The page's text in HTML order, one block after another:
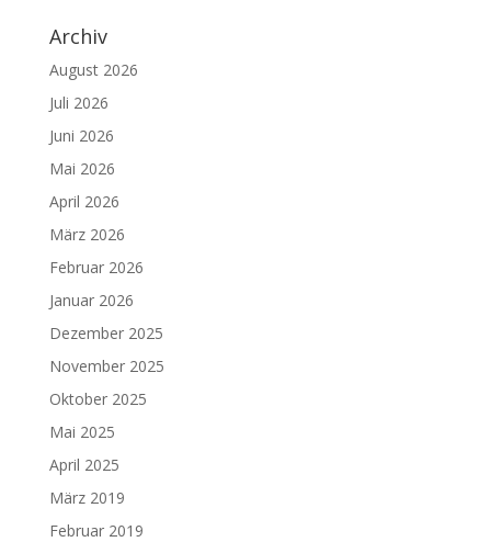
Archiv
August 2026
Juli 2026
Juni 2026
Mai 2026
April 2026
März 2026
Februar 2026
Januar 2026
Dezember 2025
November 2025
Oktober 2025
Mai 2025
April 2025
März 2019
Februar 2019